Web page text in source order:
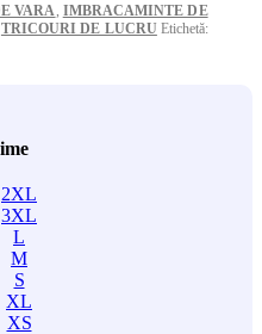
VARA IMBRACAMINTE DE
TRICOURI DE LUCRU Etichetă:
2XL
3XL
L
M
S
XL
XS